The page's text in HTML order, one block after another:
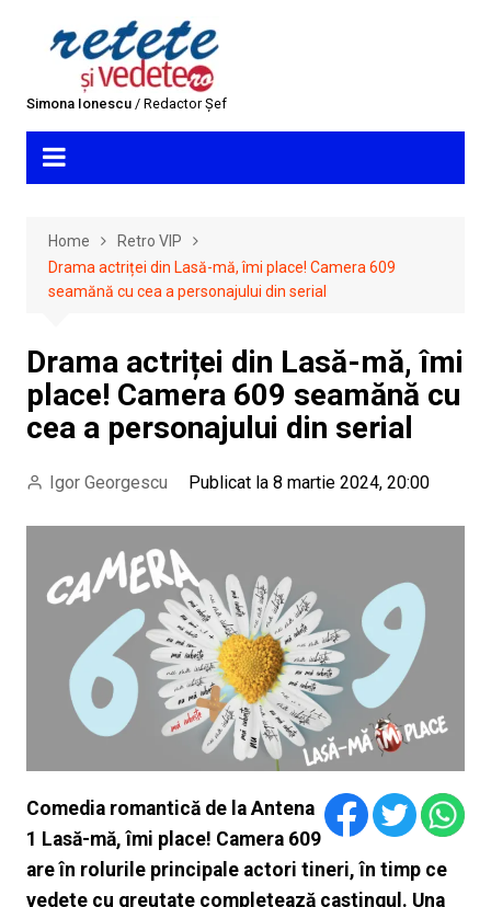
Simona Ionescu/ Redactor Șef
Home
Retro VIP
Drama actriței din Lasă-mă, îmi place! Camera 609
seamănă cu cea a personajului din serial
Drama actriței din Lasă-mă, îmi
place! Camera 609 seamănă cu
cea a personajului din serial
Igor Georgescu Publicat la 8 martie 2024, 20:00
Comedia romantică de la Antena
1 Lasă-mă, îmi place! Camera 609
are în rolurile principale actori tineri, în timp ce
vedete cu greutate completează castingul. Una